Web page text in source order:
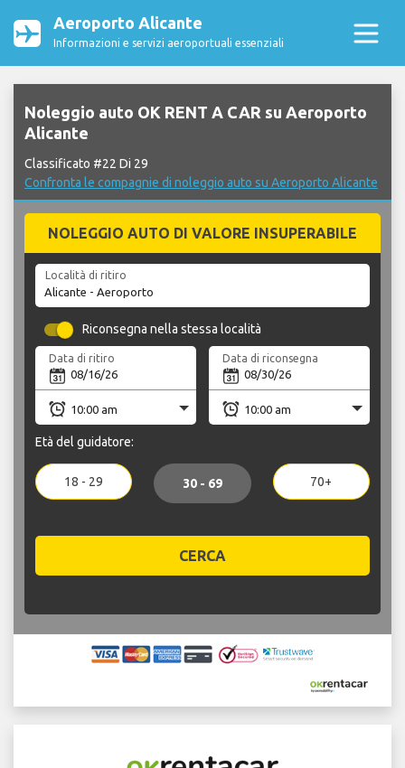
Aeroporto Alicante
Informazioni e servizi aeroportuali essenziali
Noleggio auto OK RENT A CAR su Aeroporto
Alicante
Classificato #22 Di 29
Confronta le compagnie di noleggio auto su Aeroporto Alicante
NOLEGGIO AUTO DI VALORE INSUPERABILE
Località di ritiro
Riconsegna nella stessa località
Data di ritiro Data di riconsegna
Età del guidatore:
18 - 29 30 - 69 70+
CERCA